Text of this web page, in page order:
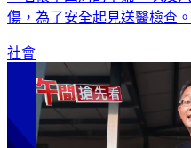
傷，為了安全起見送醫檢查。
社會